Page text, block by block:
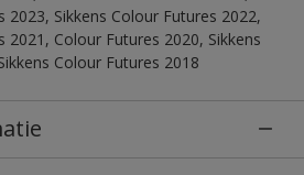
2023, Sikkens Colour Futures 2022,
2021, Colour Futures 2020, Sikkens
Colour Futures 2018